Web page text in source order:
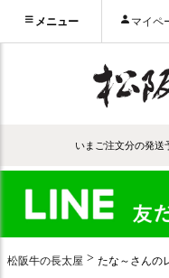
メニュー マイペ
いまご注文分の発送
松阪牛の長太屋 たな～さんの